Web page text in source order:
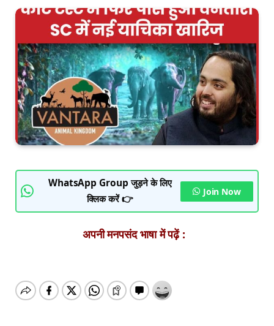
WhatsApp Group जुड़ने के लिए
क्लिक करें 👉
Join Now
अपनी मनपसंद भाषा में पढ़ें :